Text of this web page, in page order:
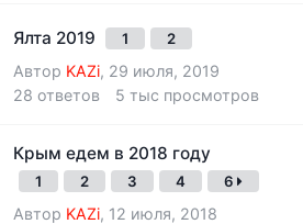
Ялта 2019 1 2
Автор KAZi, 29 июля, 2019
28 ответов 5 тыс просмотров
Крым едем в 2018 году
1 2 3 4 6
Автор KAZi, 12 июля, 2018